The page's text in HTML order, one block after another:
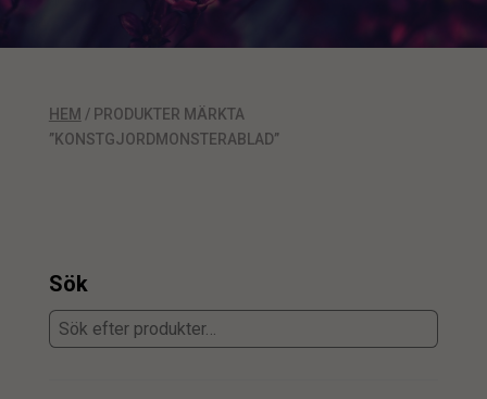
HEM / PRODUKTER MÄRKTA
”KONSTGJORDMONSTERABLAD”
Sök